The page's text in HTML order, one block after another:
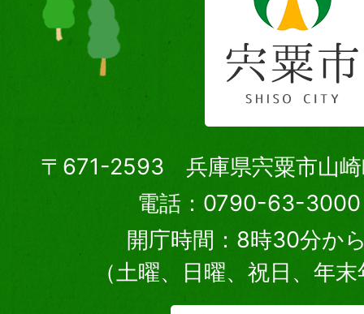
〒671-2593 兵庫県宍粟市山崎
電話：0790-63-3000
開庁時間：8時30分か
（土曜、日曜、祝日、年